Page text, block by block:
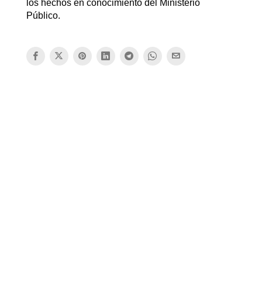
los hechos en conocimiento del Ministerio
Público.